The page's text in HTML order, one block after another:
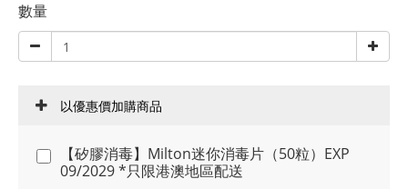
數量
以優惠價加購商品
【矽膠消毒】Milton迷你消毒片（50粒）EXP
09/2029 *只限港澳地區配送